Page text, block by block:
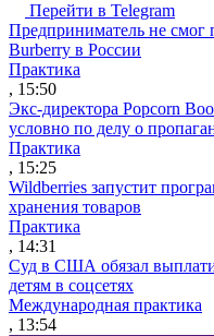
Перейти в Telegram
Предприниматель не смог
Burberry в России
Практика
, 15:50
Экс-директора Popcorn
условно по делу о
Практика
, 15:25
Wildberries запустит
хранения товаров
Практика
, 14:31
Суд в США обязал
детям в соцсетях
Международная практика
, 13:54